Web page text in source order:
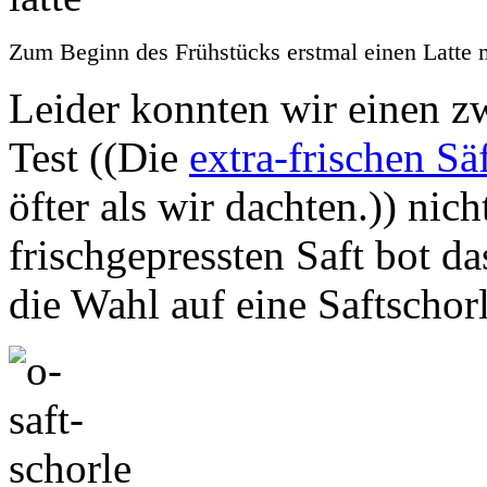
Zum Beginn des Frühstücks erstmal einen
Leider konnten wir einen
Test ((Die extra-frischen
öfter als wir dachten.))
frischgepressten Saft bot
die Wahl auf eine